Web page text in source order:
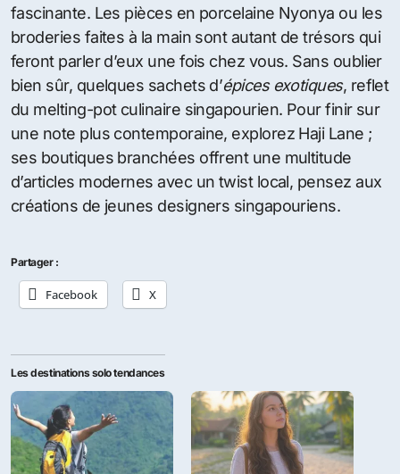
fascinante. Les pièces en porcelaine Nyonya ou les
broderies faites à la main sont autant de trésors qui
feront parler d’eux une fois chez vous. Sans oublier
bien sûr, quelques sachets d’épices exotiques, reflet
du melting-pot culinaire singapourien. Pour finir sur
une note plus contemporaine, explorez Haji Lane ;
ses boutiques branchées offrent une multitude
d’articles modernes avec un twist local, pensez aux
créations de jeunes designers singapouriens.
Partager :
Facebook X
Les destinations solo tendances